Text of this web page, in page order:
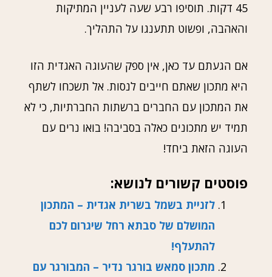
45 דקות. תוסיפו רבע שעה לעניין המתיקות
והאהבה, ופשוט תתענגו על התהליך.
אם הגעתם עד כאן, אין ספק שהעוגה האגדית הזו
היא מתכון שאתם חייבים לנסות. אל תשכחו לשתף
את המתכון עם החברים ברשתות החברתיות, כי לא
תמיד יש מתכונים כאלה בסביבה! בואו נרים עם
העוגה הזאת ביחד!
פוסטים קשורים לנושא:
לזניית בשמל בשרית אגדית – המתכון
המושלם של סבתא רחל שיגרום לכם
להתעלף!
מתכון סמאש בורגר נדיר – המבורגר עם